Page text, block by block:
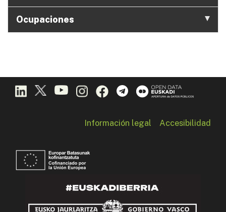
Ocupaciones
Información legal Accesibilidad